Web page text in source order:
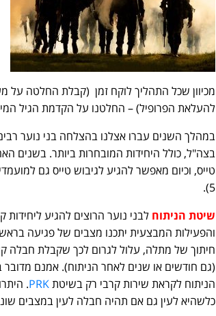
להעלאת הפרופיל) – החלטנו על הקדמת הגיל
במהלך השנים עברו אצלנו בהצלחה בני נוער
בצה"ל, כולל היחידות המובחרות ביותר. בשנים
5).
שיטת הניתוח לבני נוער הרוצים להגיע ליחידות
והפעילות המבצעית יתכנו מצבים של פגיעה
חיתוך של מתלה, עלול לגרום לכך שקבלת חבלה
(גם חודשים או שנים לאחר הניתוח). אמנם
הניתוח לקראת שירות קרבי רק בשיטתPRK
כלשהיא לעין גם אם תהיה חבלה לעין במצבים